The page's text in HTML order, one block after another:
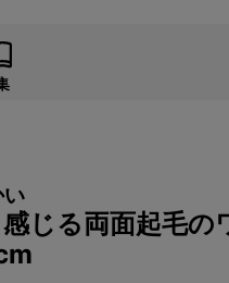
じる両面起毛の